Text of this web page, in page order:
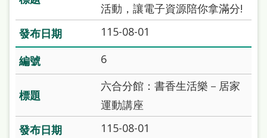
見
問
答
雙
詞
活動，讓電子資源陪你拿滿分!
115-08-01
6
六合分館：書香生活樂－居家
運動講座
115-08-01